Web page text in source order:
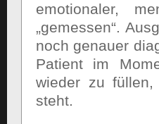
emotionaler,
„gemessen“.
noch genauer
Patient im
wieder zu
steht.